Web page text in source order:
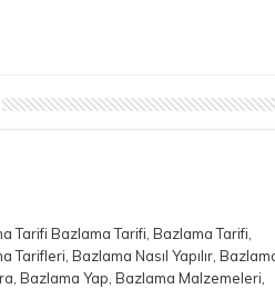
Tarifi Bazlama Tarifi, Bazlama Tarifi,
Tarifleri, Bazlama Nasıl Yapılır,
Bazlama Yap, Bazlama Malzemeleri,